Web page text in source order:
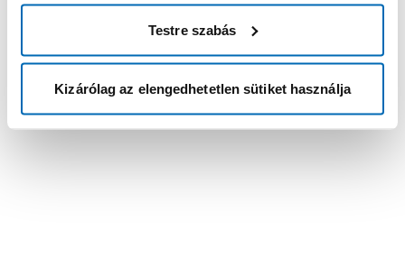
Testre szabás
Kizárólag az elengedhetetlen sütiket használja